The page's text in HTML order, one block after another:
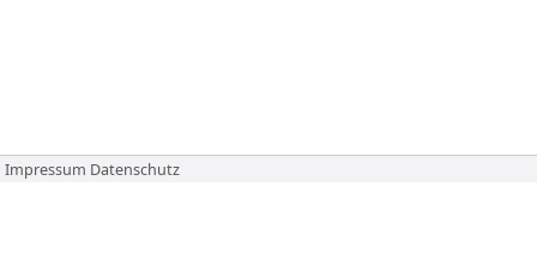
Impressum Datenschutz